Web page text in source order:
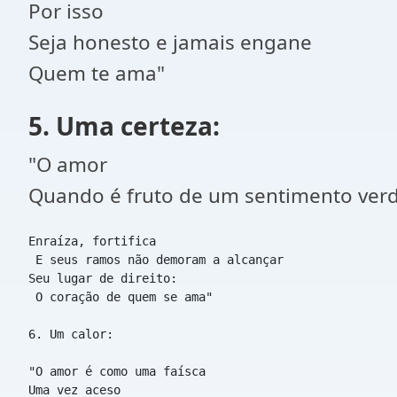
Por isso
Seja honesto e jamais engane
Quem te ama"
5. Uma certeza:
"O amor
Quando é fruto de um sentimento
Enraíza, fortifica
E seus ramos não demoram a alcançar
Seu lugar de direito:
O coração de quem se ama"
6. Um calor:
"O amor é como uma faísca
Uma vez aceso